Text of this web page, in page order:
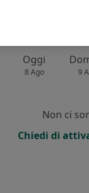
Oggi
8 Ago 9
Non ci
Chiedi di